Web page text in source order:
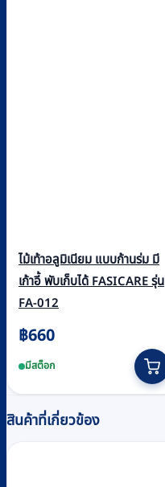
ไม้เท้าอลูมิเนียม แบบก้านร่ม มี
เก้าอี้ พับเก็บได้ FASICARE รุ่น
FA-012
฿660
มีสต็อก
สินค้าที่เกี่ยวข้อง